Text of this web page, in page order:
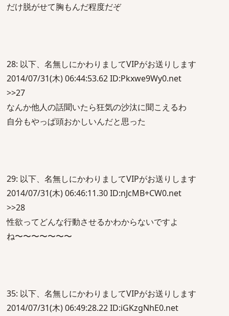
だけ脱がせて胸もんだ程度だぞ
28: 以下、名無しにかわりましてVIPがお送りします
2014/07/31(木) 06:44:53.62 ID:Pkxwe9Wy0.net
>>27
なんか他人の話聞いたら狂気の沙汰に聞こえるわ
自分もやっぱ頭おかしいんだと思った
29: 以下、名無しにかわりましてVIPがお送りします
2014/07/31(木) 06:46:11.30 ID:nJcMB+CW0.net
>>28
性欲ってどんな行動させるかわからないですよ
ね〜〜〜〜〜〜〜
35: 以下、名無しにかわりましてVIPがお送りします
2014/07/31(木) 06:49:28.22 ID:iGKzgNhE0.net